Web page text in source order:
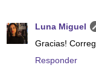
Luna Miguel
Gracias!
Responder